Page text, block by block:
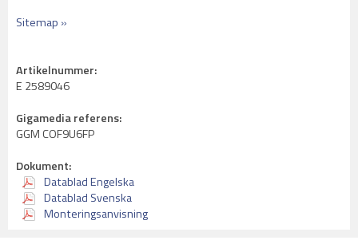
Sitemap »
Artikelnummer:
E 2589046
Gigamedia referens:
GGM COF9U6FP
Dokument:
Datablad Engelska
Datablad Svenska
Monteringsanvisning